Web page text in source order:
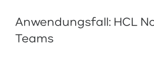
Anwendungsfall: HCL
Teams